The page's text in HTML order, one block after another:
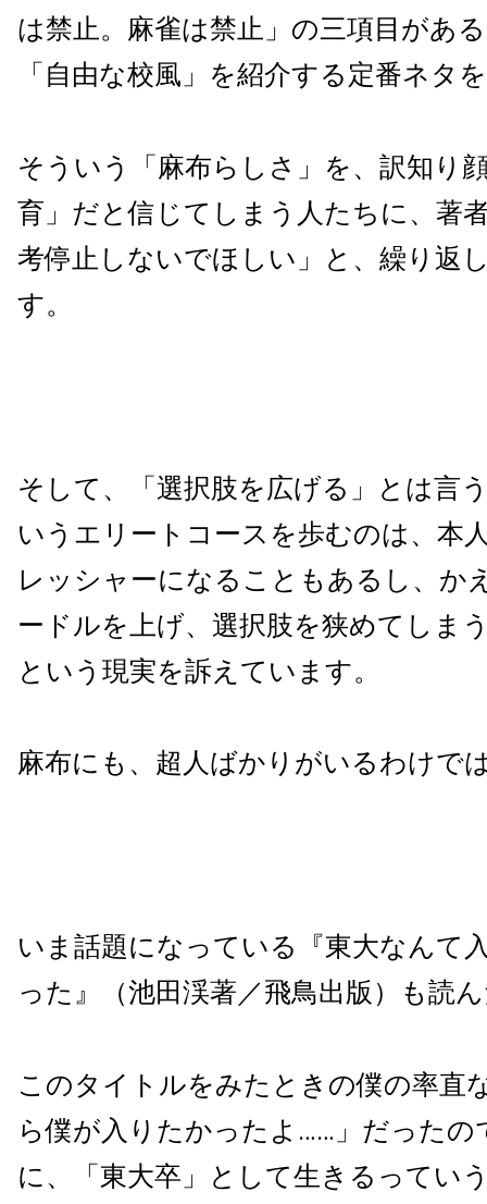
は禁止。麻雀は禁止」の三項目があ
「自由な校風」を紹介する定番ネタ
そういう「麻布らしさ」を、訳知り
育」だと信じてしまう人たちに、著
考停止しないでほしい」と、繰り返
す。
そして、「選択肢を広げる」とは言
いうエリートコースを歩むのは、本
レッシャーになることもあるし、か
ードルを上げ、選択肢を狭めてしま
という現実を訴えています。
麻布にも、超人ばかりがいるわけで
いま話題になっている『東大なんて
った』（池田渓著／飛鳥出版）も読
このタイトルをみたときの僕の率直
ら僕が入りたかったよ……」だったの
に、「東大卒」として生きるってい